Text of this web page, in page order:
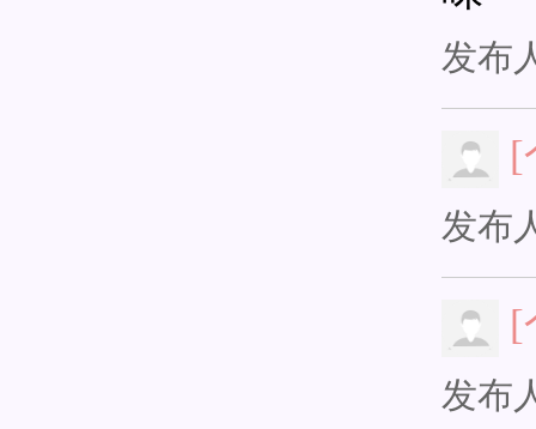
发布
[
发布
[
发布